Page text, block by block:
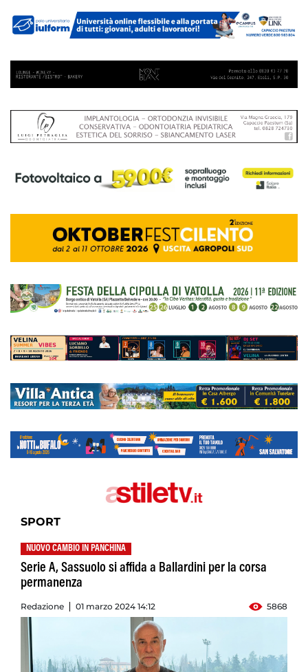
SPORT
NUOVO CAMBIO IN PANCHINA
Serie A, Sassuolo si affida a Ballardini per la corsa
permanenza
Redazione 01 marzo 2024 14:12 5868